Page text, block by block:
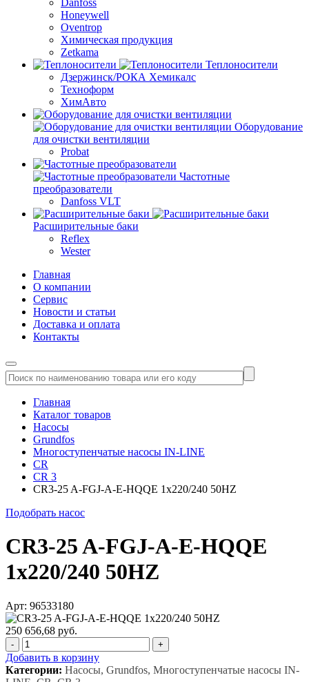
Danfoss
Honeywell
Oventrop
Химическая продукция
Zetkama
Теплоносители
Дзержинск/РОКА Хемикалс
Техноформ
ХимАвто
Оборудование
для очистки вентиляции
Probat
Частотные
преобразователи
Danfoss VLT
Расширительные баки
Reflex
Wester
Главная
О компании
Сервис
Новости и статьи
Доставка и оплата
Контакты
Главная
Каталог товаров
Насосы
Grundfos
Многоступенчатые насосы IN-LINE
CR
CR 3
CR3-25 A-FGJ-A-E-HQQE 1x220/240 50HZ
Подобрать насос
CR3-25 A-FGJ-A-E-HQQE
1x220/240 50HZ
Арт: 96533180
250 656,68 руб.
- +
Добавить в корзину
Категории: Насосы, Grundfos, Многоступенчатые насосы IN-